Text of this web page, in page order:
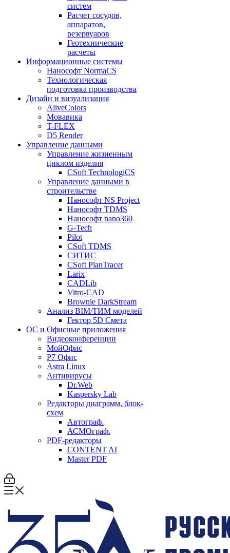
систем
Расчет сосудов,
аппаратов,
резервуаров
Геотехнические
расчеты
Информационные системы
Нанософт NormaCS
Технологическая
подготовка производства
Дизайн и визуализация
AliveColors
Мовавика
T-FLEX
D5 Render
Управление данными
Управление жизненным
циклом изделия
CSoft TechnologiCS
Управление данными в
строительстве
Нанософт NS Project
Нанософт TDMS
Нанософт nano360
G-Tech
Pilot
CSoft TDMS
СИТИС
CSoft PlanTracer
Larix
CADLib
Vitro-CAD
Brownie DarkStream
Анализ BIM/ТИМ моделей
Гектор 5D Смета
ОС и Офисные приложения
Видеоконференции
МойОфис
P7 Офис
Astra Linux
Антивирусы
Dr.Web
Kaspersky Lab
Редакторы диаграмм, блок-
схем
Автограф.
АСМОграф.
PDF-редакторы
CONTENT AI
Master PDF